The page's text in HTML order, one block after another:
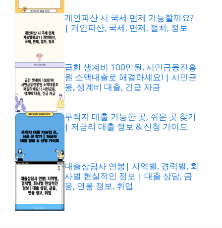
개인파산 시 국세 면제 가능할까요?
| 개인파산, 국세, 면제, 절차, 정보
급한 생계비 100만원, 서민금융진흥
원 소액대출로 해결하세요! | 서민금
융, 생계비 대출, 긴급 자금
무직자 대출 가능한 곳, 쉬운 곳 찾기
| 저금리 대출 정보 & 신청 가이드
대출상담사 연봉| 지역별, 경력별, 회
사별 현실적인 정보 | 대출 상담, 금
융, 연봉 정보, 취업